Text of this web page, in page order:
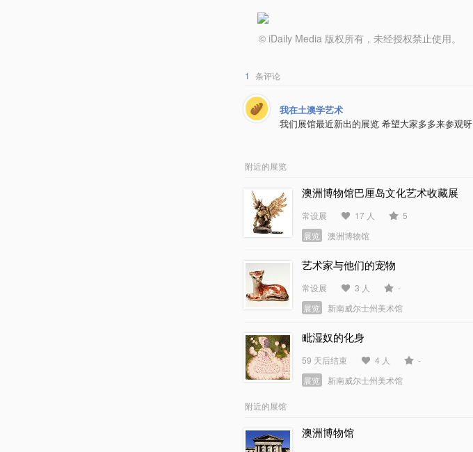
© iDaily Media 版权所有，未经授权禁止使用。
1 条评论
我在土澳学艺术
我们展馆最近新出的展览 希望大家多多来参观呀
附近的展览
澳洲博物馆巴厘岛文化艺术收藏展
常设展 17 人
5
展览
澳洲博物馆
艺术家与他们的宠物
常设展 3 人
-
展览
新南威尔士州美术馆
毗湿奴的化身
59 天后结束 4 人
-
展览
新南威尔士州美术馆
附近的展馆
澳洲博物馆